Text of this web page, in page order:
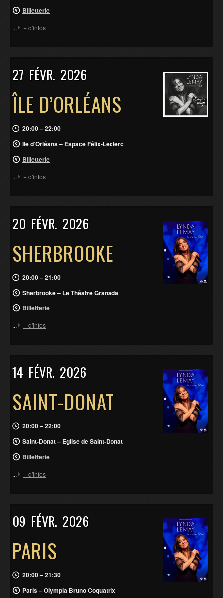
Billetterie
... + d'infos
27 FÉVR. 2026
ÎLE D’ORLÉANS
20:00 – 22:00
Ile d’Orléans – Espace Félix-Leclerc
Billetterie
... + d'infos
20 FÉVR. 2026
SHERBROOKE
20:00 – 21:00
Sherbrooke – Le Théâtre Granada
Billetterie
... + d'infos
14 FÉVR. 2026
SAINT-DONAT
20:00 – 22:00
Saint-Donat – Eglise de Saint-Donat
Billetterie
... + d'infos
09 FÉVR. 2026
PARIS
20:00 – 21:30
Paris – Olympia Bruno Coquatrix